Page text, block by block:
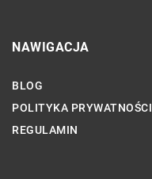
NAWIGACJA
BLOG
POLITYKA PRYWATNOŚCI
REGULAMIN